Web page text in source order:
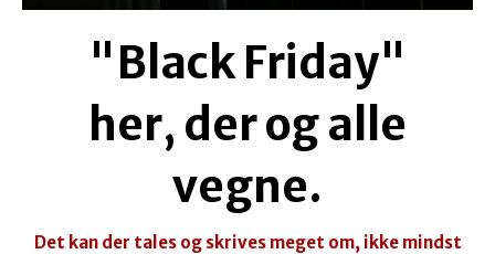
"Black Friday"
her, der og alle
vegne.
Det kan der tales og skrives meget om, ikke mindst